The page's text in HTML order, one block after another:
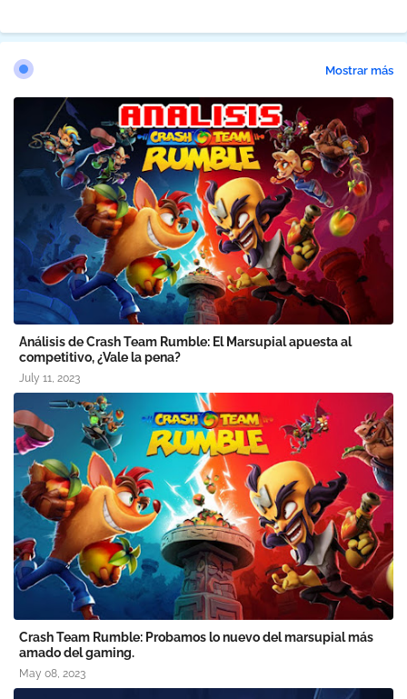
Mostrar más
Análisis de Crash Team Rumble: El Marsupial apuesta al
competitivo, ¿Vale la pena?
July 11, 2023
Crash Team Rumble: Probamos lo nuevo del marsupial más
amado del gaming.
May 08, 2023